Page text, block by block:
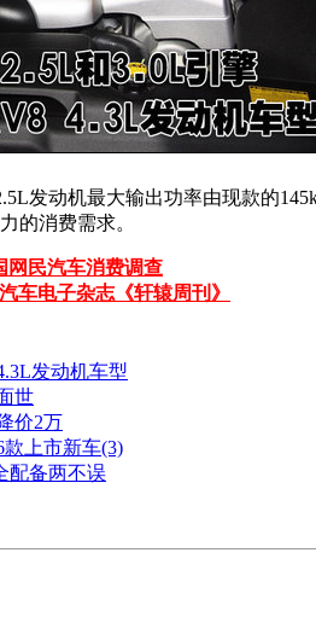
动机最大输出功率由现款的
的消费需求。
网民汽车消费调查
车电子杂志《轩辕周刊》
发动机车型
世
价2万
上市新车(3)
配备两不误